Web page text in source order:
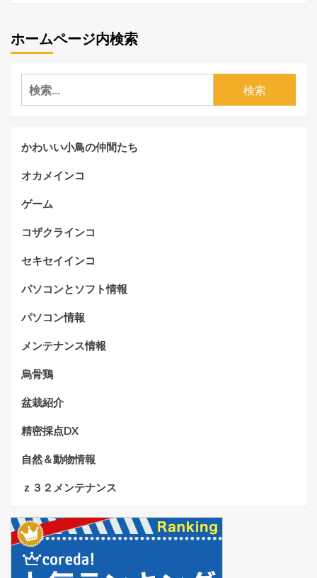
ホームページ内検索
検
索:
かわいい小鳥の仲間たち
オカメインコ
ゲーム
コザクラインコ
セキセイインコ
パソコンとソフト情報
パソコン情報
メンテナンス情報
烏骨鶏
盆栽紹介
精密採点DX
自然＆動物情報
ｚ３２メンテナンス